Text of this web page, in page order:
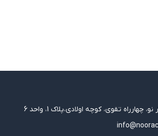
چهارراه تقوی، کوچه اولادی،پلاک 1، واحد 6